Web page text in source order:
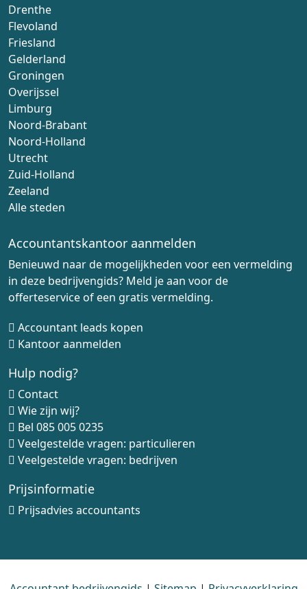
Drenthe
Flevoland
Friesland
Gelderland
Groningen
Overijssel
Limburg
Noord-Brabant
Noord-Holland
Utrecht
Zuid-Holland
Zeeland
Alle steden
Accountantskantoor aanmelden
Benieuwd naar de mogelijkheden voor een vermelding
in deze bedrijvengids? Meld je aan voor de
offerteservice of een gratis vermelding.
Accountant leads kopen
Kantoor aanmelden
Hulp nodig?
Contact
Wie zijn wij?
Bel 085 005 0235
Veelgestelde vragen: particulieren
Veelgestelde vragen: bedrijven
Prijsinformatie
Prijsadvies accountants